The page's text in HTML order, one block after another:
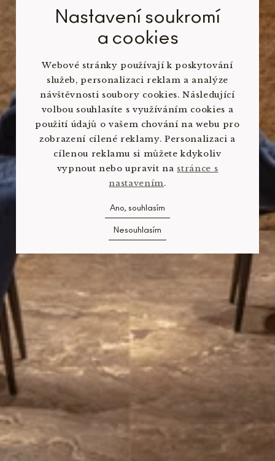
Nastavení soukromí
a cookies
Webové stránky používají k poskytování
služeb, personalizaci reklam a analýze
návštěvnosti soubory cookies. Následující
volbou souhlasíte s využíváním cookies a
použití údajů o vašem chování na webu pro
zobrazení cílené reklamy. Personalizaci a
cílenou reklamu si můžete kdykoliv
vypnout nebo upravit na stránce s
nastavením.
Ano, souhlasím
Nesouhlasím